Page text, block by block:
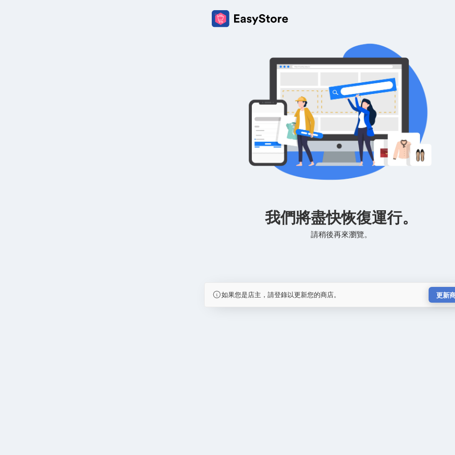
我們將盡快恢復運行。
請稍後再來瀏覽。
如果您是店主，請登錄以更新您的商店。 更新